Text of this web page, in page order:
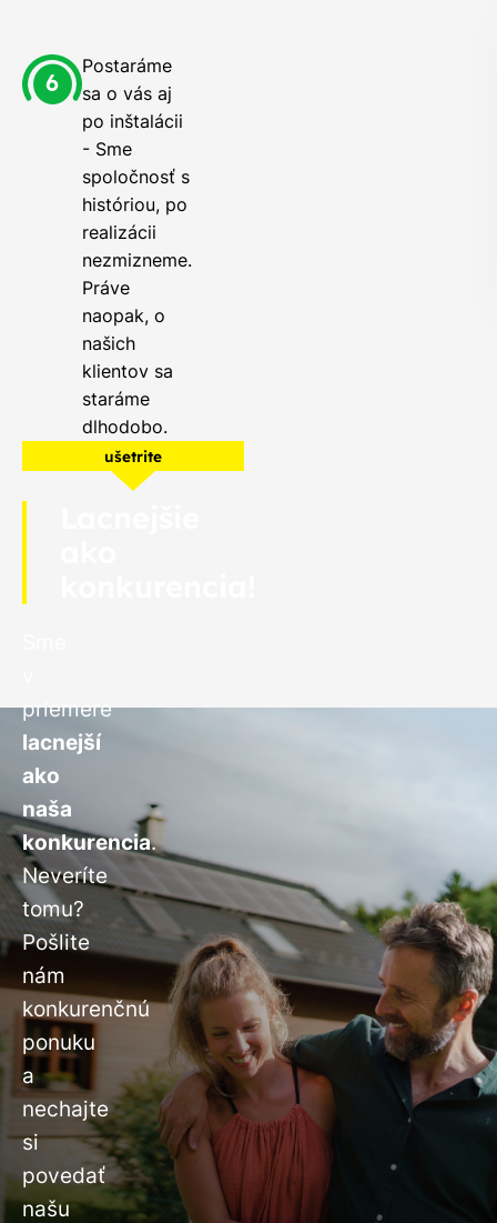
Postaráme
sa o vás aj
po inštalácii
- Sme
spoločnosť s
históriou, po
realizácii
nezmizneme.
Práve
naopak, o
našich
klientov sa
staráme
dlhodobo.
ušetrite
priemere
lacnejší
ako
naša
konkurencia.
Neveríte
tomu?
Pošlite
nám
konkurenčnú
ponuku
a
nechajte
si
povedať
našu